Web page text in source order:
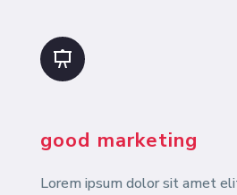


good marketing
Lorem ipsum dolor sit amet